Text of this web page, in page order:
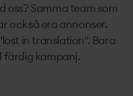
oss? Samma team som
också era annonser.
in translation". Bara
färdig kampanj.